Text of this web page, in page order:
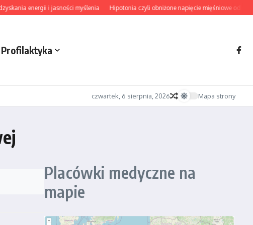
energii i jasności myślenia Hipotonia czyli obniżone napięcie mięśniowe od
Profilaktyka
czwartek, 6 sierpnia, 2026 Mapa strony
Placówki medyczne na
mapie